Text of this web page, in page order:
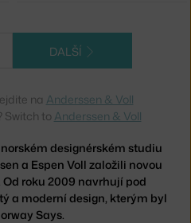
designérském studiu
a Espen Voll založili novou
roku 2009 navrhují pod
a moderní design, kterým byl
Says.
DALŠÍ
na Anderssen & Voll
Switch to Anderssen & Voll